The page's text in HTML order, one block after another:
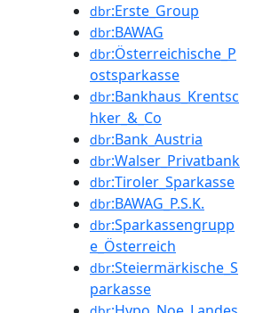
dbr:Erste_Group
dbr:BAWAG
dbr:Österreichische_P
ostsparkasse
dbr:Bankhaus_Krentsc
hker_&_Co
dbr:Bank_Austria
dbr:Walser_Privatbank
dbr:Tiroler_Sparkasse
dbr:BAWAG_P.S.K.
dbr:Sparkassengrupp
e_Österreich
dbr:Steiermärkische_S
parkasse